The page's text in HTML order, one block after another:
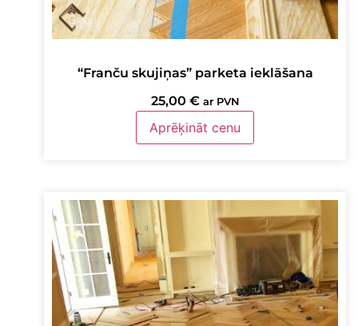
“Franču skujiņas” parketa ieklāšana
25,00 € ar PVN
Aprēķināt cenu